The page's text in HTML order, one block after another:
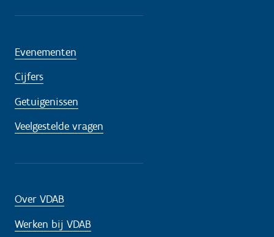
Evenementen
Cijfers
Getuigenissen
Veelgestelde vragen
Over VDAB
Werken bij VDAB